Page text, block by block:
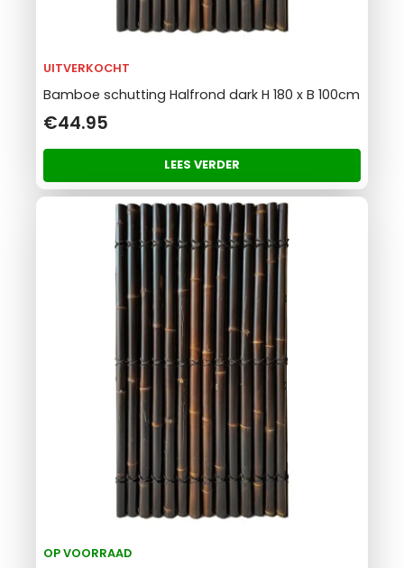
UITVERKOCHT
Bamboe schutting Halfrond dark H 180 x B 100cm
€44.95
LEES VERDER
OP VOORRAAD